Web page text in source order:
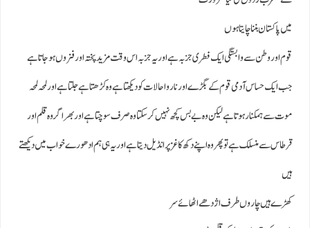
میں پاکستان بننا چایتا ہوں
قوم اور وطن سے وابستگی ایک فطری جزبہ ہے اور یہ جزبہ اس وقت مزید پختہ اور فزوں ہو جاتا ہے
جب ایک حساس آدمی قوم کے بگڑے اور ناروا حالات کو دیکھتا ہے وہ کڑھتا ہے جلتا ہے اور لمحہ لمحہ
موت سے ہمکنار ہوتا ہے لیکن وہ بے بس کچھ نہیں کر سکتا وہ صرف سوچتا ہے اوربھر اگر وہ قلم اور
قرطاس سے منسلک ہے تو پھر وہ اپنے دکھ کاغز پر انڈیل دیتا ہے اور یہ ہی ہم ادھورے خواب میں دیکھتے
ہیں
کھڑے ہیں چاروں طرف اژدھے اٹھائے سر